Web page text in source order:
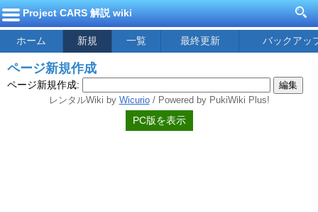
Project CARS 解説 wiki
ホーム 新規 一覧 最終更新 バックアッ
ページ新規作成
ページ新規作成:
レンタルWiki by Wicurio/ Powered by PukiWiki Plus!
PC版を表示